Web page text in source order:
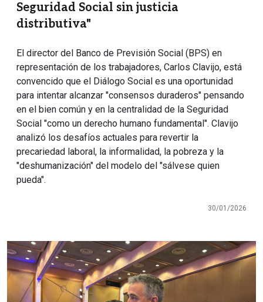
Seguridad Social sin justicia
distributiva"
El director del Banco de Previsión Social (BPS) en
representación de los trabajadores, Carlos Clavijo, está
convencido que el Diálogo Social es una oportunidad
para intentar alcanzar "consensos duraderos" pensando
en el bien común y en la centralidad de la Seguridad
Social "como un derecho humano fundamental". Clavijo
analizó los desafíos actuales para revertir la
precariedad laboral, la informalidad, la pobreza y la
"deshumanización" del modelo del "sálvese quien
pueda".
30/01/2026
Imagen